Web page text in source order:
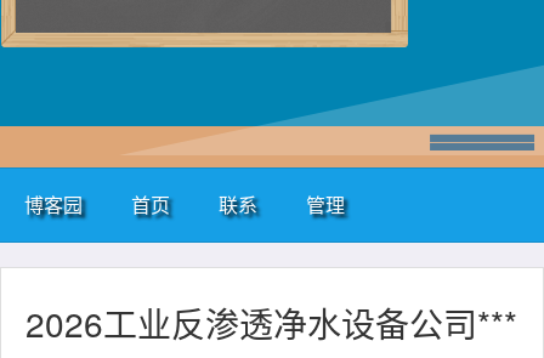
博客园 首页 联系 管理
2026工业反渗透净水设备公司***